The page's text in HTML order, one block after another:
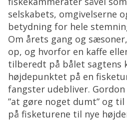
selskabets, omgivelserne
betydning for hele
Om årets gang og
op, og hvorfor en kaffe
tilberedt på bålet sagtens
højdepunktet på en
fangster udebliver.
”at gøre noget dumt” og
på fisketurene til nye